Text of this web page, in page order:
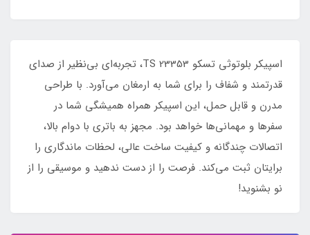
اسپیکر بلوتوثی تسکو TS 23353، تجربه‌ای بی‌نظیر از صدای
قدرتمند و شفاف را برای شما به ارمغان می‌آورد. با طراحی
مدرن و قابل حمل، این اسپیکر همراه همیشگی شما در
سفرها و مهمانی‌ها خواهد بود. مجهز به باتری با دوام بالا،
اتصالات چندگانه و کیفیت ساخت عالی، لحظات ماندگاری را
برایتان ثبت می‌کند. فرصت را از دست ندهید و موسیقی را از
نو بشنوید!